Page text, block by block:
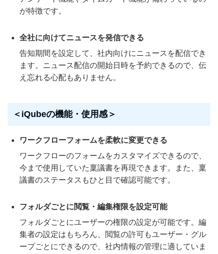
が特徴です。
全社に向けてニュースを発信できる
告知期間を設定して、社内向けにニュースを配信でき
ます。ニュース配信の開始日時を予約できるので、伝
え忘れる心配もありません。
＜iQubeの機能・使用感＞
ワークフローフォームを柔軟に変更できる
ワークフローのフォームをカスタマイズできるので、
今まで使用していた稟議書を再現できます。また、稟
議書のステータスもひと目で確認可能です。
フォルダごとに閲覧・編集権限を設定可能
フォルダごとにユーザーの権限の設定が可能です。編
集者の設定はもちろん、閲覧の許可もユーザー・グル
ープごとにできるので、社内情報の管理に適していま